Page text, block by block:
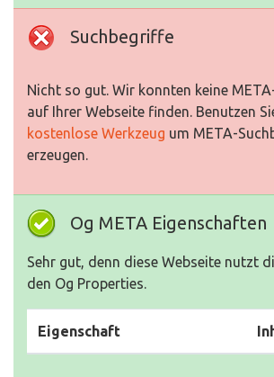
Suchbegriffe
Nicht so gut. Wir konnten keine
auf Ihrer Webseite finden. Benutzen
kostenlose Werkzeug um META-
erzeugen.
Og META Eigenschaften
Sehr gut, denn diese Webseite nutzt
den Og Properties.
Eigenschaft